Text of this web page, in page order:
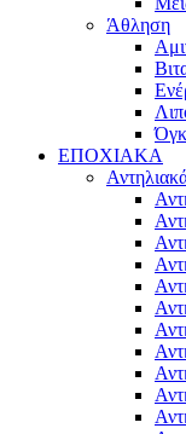
Άθληση
ΕΠΟΧΙΑΚΑ